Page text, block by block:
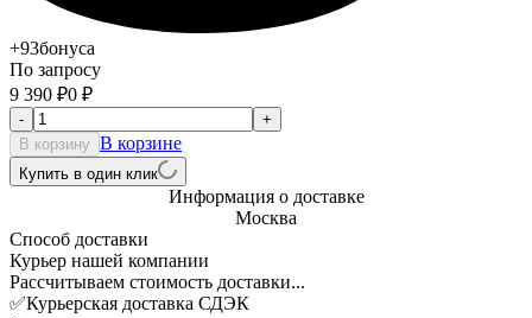
+93бонуса
По запросу
9 390 ₽0 ₽
-
+
В корзину В корзине
Купить в один клик
Информация о доставке
Москва
Способ доставки
Курьер нашей компании
Рассчитываем стоимость доставки...
✅Курьерская доставка СДЭК